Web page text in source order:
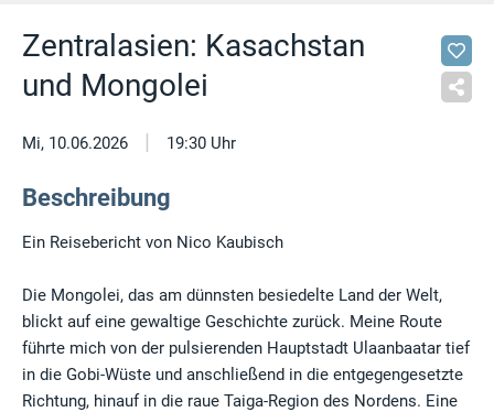
Zentralasien: Kasachstan
und Mongolei
Mi, 10.06.2026 | 19:30 Uhr
Beschreibung
Ein Reisebericht von Nico Kaubisch
Die Mongolei, das am dünnsten besiedelte Land der Welt,
blickt auf eine gewaltige Geschichte zurück. Meine Route
führte mich von der pulsierenden Hauptstadt Ulaanbaatar tief
in die Gobi-Wüste und anschließend in die entgegengesetzte
Richtung, hinauf in die raue Taiga-Region des Nordens. Eine